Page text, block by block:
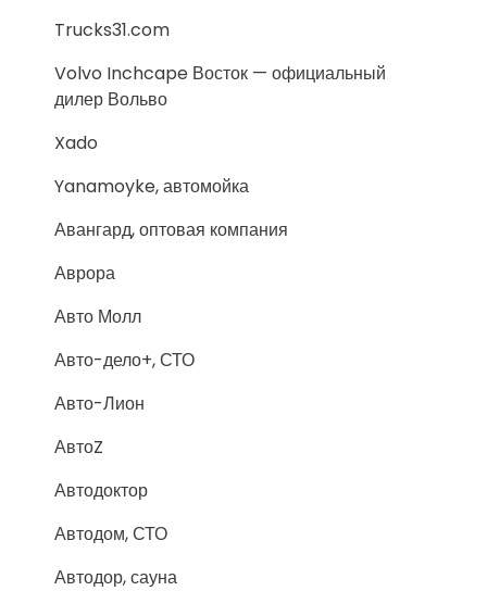
Trucks31.com
Volvo Inchcape Восток — официальный
дилер Вольво
Xado
Yanamoyke, автомойка
Авангард, оптовая компания
Аврора
Авто Молл
Авто-дело+, СТО
Авто-Лион
АвтоZ
Автодоктор
Автодом, СТО
Автодор, сауна